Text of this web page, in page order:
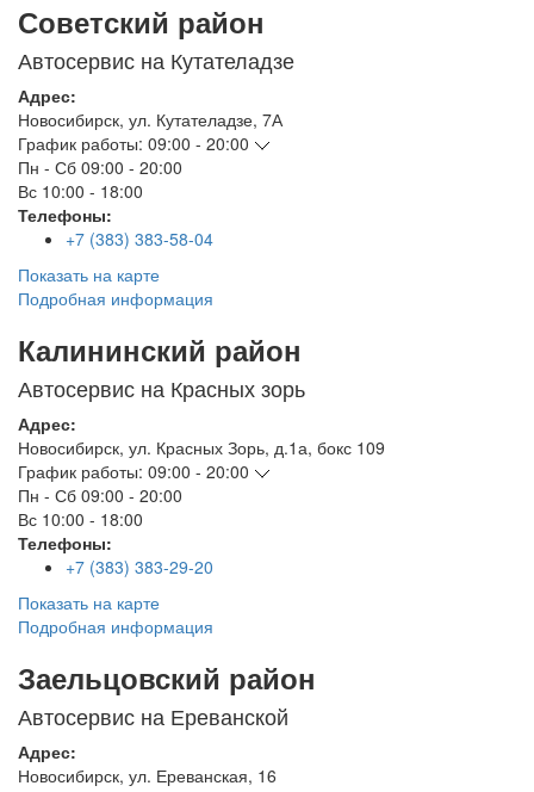
Советский район
Автосервис на Кутателадзе
Адрес:
Новосибирск, ул. Кутателадзе, 7А
График работы: 09:00 - 20:00
Пн - Сб 09:00 - 20:00
Вс 10:00 - 18:00
Телефоны:
+7 (383) 383-58-04
Показать на карте
Подробная информация
Калининский район
Автосервис на Красных зорь
Адрес:
Новосибирск, ул. Красных Зорь, д.1а, бокс 109
График работы: 09:00 - 20:00
Пн - Сб 09:00 - 20:00
Вс 10:00 - 18:00
Телефоны:
+7 (383) 383-29-20
Показать на карте
Подробная информация
Заельцовский район
Автосервис на Ереванской
Адрес:
Новосибирск, ул. Ереванская, 16